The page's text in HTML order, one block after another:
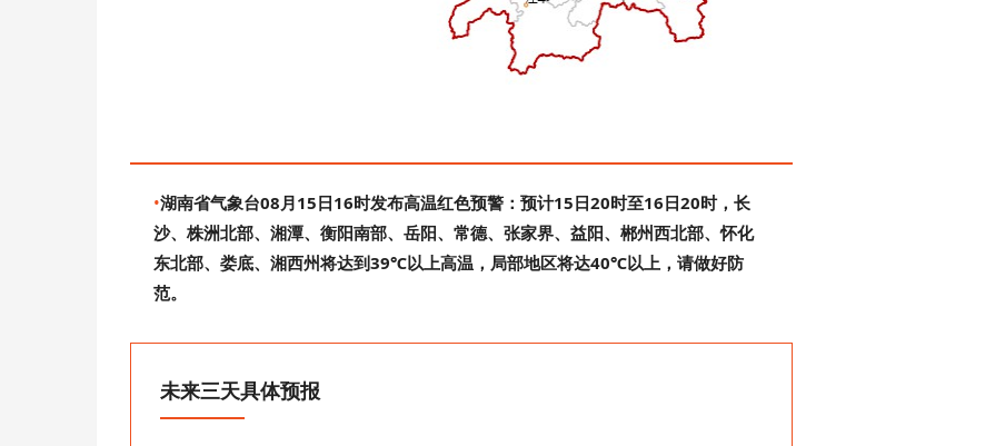
•湖南省气象台08月15日16时发布高温红色预警：预计15日20时至16日20时，长
沙、株洲北部、湘潭、衡阳南部、岳阳、常德、张家界、益阳、郴州西北部、怀化
东北部、娄底、湘西州将达到39℃以上高温，局部地区将达40℃以上，请做好防
范。
未来三天具体预报